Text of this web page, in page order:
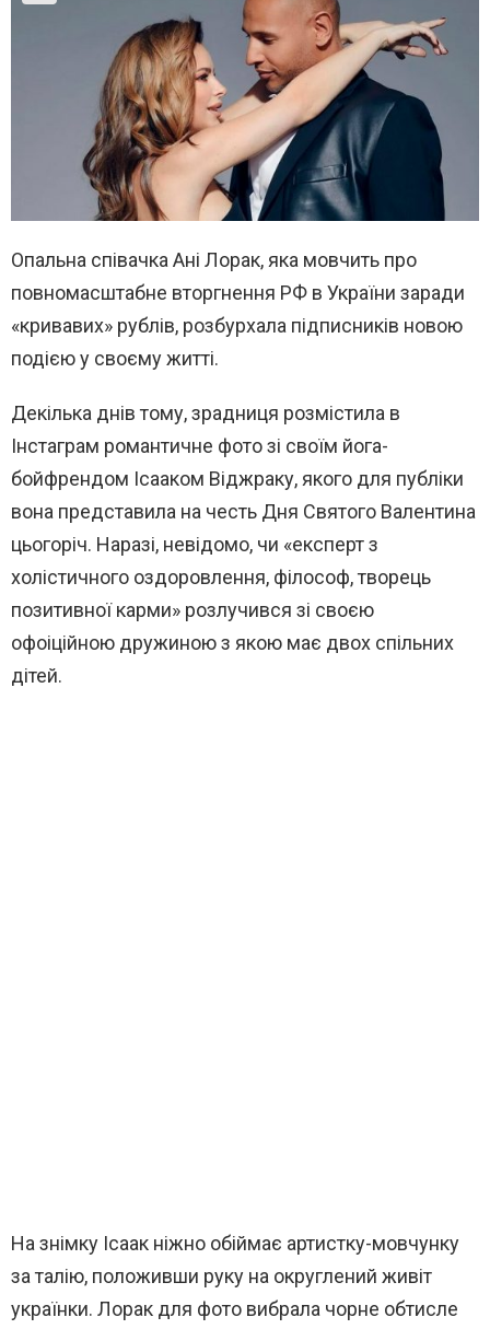
Опальна співачка Ані Лорак, яка мовчить про
повномасштабне вторгнення РФ в України заради
«кривавих» рублів, розбурхала підписників новою
подією у своєму житті.
Декілька днів тому, зрадниця розмістила в
Інстаграм романтичне фото зі своїм йога-
бойфрендом Ісааком Віджраку, якого для публіки
вона представила на честь Дня Святого Валентина
цьогоріч. Наразі, невідомо, чи «експерт з
холістичного оздоровлення, філософ, творець
позитивної карми» розлучився зі своєю
офоіційною дружиною з якою має двох спільних
дітей.
На знімку Ісаак ніжно обіймає артистку-мовчунку
за талію, положивши руку на округлений живіт
українки. Лорак для фото вибрала чорне обтисле